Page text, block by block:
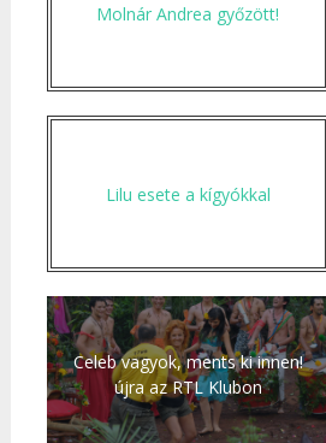
Molnár Andrea győzött!
Lilu esete a kígyókkal
Celeb vagyok, ments ki innen!
újra az RTL Klubon